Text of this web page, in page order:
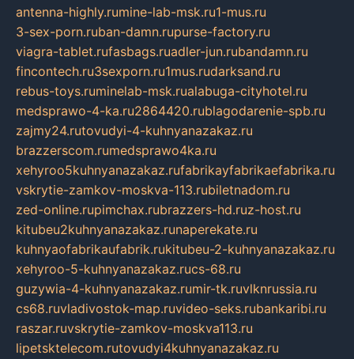
antenna-highly.rumine-lab-msk.ru1-mus.ru
3-sex-porn.ruban-damn.rupurse-factory.ru
viagra-tablet.rufasbags.ruadler-jun.rubandamn.ru
fincontech.ru3sexporn.ru1mus.rudarksand.ru
rebus-toys.ruminelab-msk.rualabuga-cityhotel.ru
medsprawo-4-ka.ru2864420.rublagodarenie-spb.ru
zajmy24.rutovudyi-4-kuhnyanazakaz.ru
brazzerscom.rumedsprawo4ka.ru
xehyroo5kuhnyanazakaz.rufabrikayfabrikaefabrika.ru
vskrytie-zamkov-moskva-113.rubiletnadom.ru
zed-online.rupimchax.rubrazzers-hd.ruz-host.ru
kitubeu2kuhnyanazakaz.runaperekate.ru
kuhnyaofabrikaufabrik.rukitubeu-2-kuhnyanazakaz.ru
xehyroo-5-kuhnyanazakaz.rucs-68.ru
guzywia-4-kuhnyanazakaz.rumir-tk.ruvlknrussia.ru
cs68.ruvladivostok-map.ruvideo-seks.rubankaribi.ru
raszar.ruvskrytie-zamkov-moskva113.ru
lipetsktelecom.rutovudyi4kuhnyanazakaz.ru